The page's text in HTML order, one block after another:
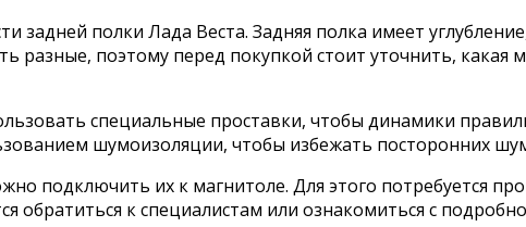
задней полки Лада Веста. Задняя полка имеет
разные, поэтому перед покупкой стоит уточнить,
специальные проставки, чтобы динамики
шумоизоляции, чтобы избежать посторонних
подключить их к магнитоле. Для этого потребуется
обратиться к специалистам или ознакомиться с